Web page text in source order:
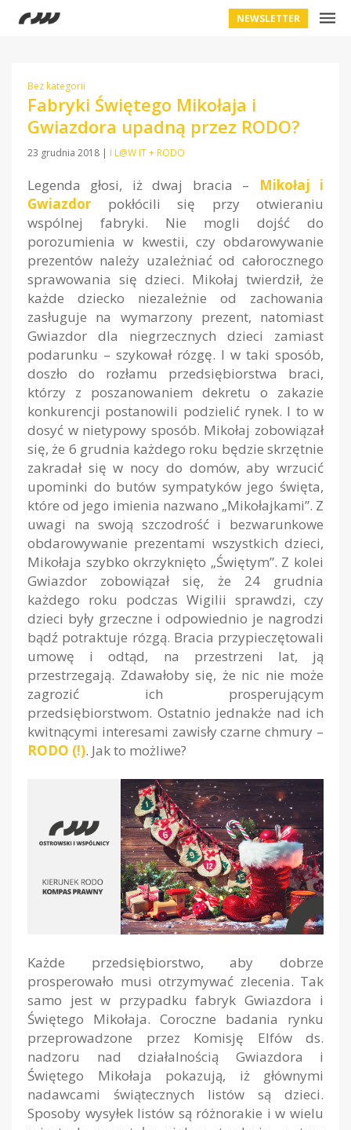
NEWSLETTER
Bez kategorii
Fabryki Świętego Mikołaja i
Gwiazdora upadną przez RODO?
23 grudnia 2018 | I L@W IT + RODO
Legenda głosi, iż dwaj bracia –
Mikołaj i
Gwiazdor pokłócili się przy otwieraniu
wspólnej fabryki. Nie mogli dojść do
porozumienia w kwestii, czy obdarowywanie
prezentów należy uzależniać od całorocznego
sprawowania się dzieci. Mikołaj twierdził, że
każde dziecko niezależnie od zachowania
zasługuje na wymarzony prezent, natomiast
Gwiazdor dla niegrzecznych dzieci zamiast
podarunku – szykował rózgę. I w taki sposób,
doszło do rozłamu przedsiębiorstwa braci,
którzy z poszanowaniem dekretu o zakazie
konkurencji postanowili podzielić rynek. I to w
dosyć w nietypowy sposób. Mikołaj zobowiązał
się, że 6 grudnia każdego roku będzie skrzętnie
zakradał się w nocy do domów, aby wrzucić
upominki do butów sympatyków jego święta,
które od jego imienia nazwano „Mikołajkami”. Z
uwagi na swoją szczodrość i bezwarunkowe
obdarowywanie prezentami wszystkich dzieci,
Mikołaja szybko okrzyknięto „Świętym”. Z kolei
Gwiazdor zobowiązał się, że 24 grudnia
każdego roku podczas Wigilii sprawdzi, czy
dzieci były grzeczne i odpowiednio je nagrodzi
bądź potraktuje rózgą. Bracia przypieczętowali
umowę i odtąd, na przestrzeni lat, ją
przestrzegają. Zdawałoby się, że nic nie może
zagrozić ich prosperującym
przedsiębiorstwom. Ostatnio jednakże nad ich
kwitnącymi interesami zawisły czarne chmury –
RODO (!). Jak to możliwe?
Każde przedsiębiorstwo, aby dobrze
prosperowało musi otrzymywać zlecenia. Tak
samo jest w przypadku fabryk Gwiazdora i
Świętego Mikołaja. Coroczne badania rynku
przeprowadzone przez Komisję Elfów ds.
nadzoru nad działalnością Gwiazdora i
Świętego Mikołaja pokazują, iż głównymi
nadawcami świątecznych listów są dzieci.
Sposoby wysyłek listów są różnorakie i w wielu